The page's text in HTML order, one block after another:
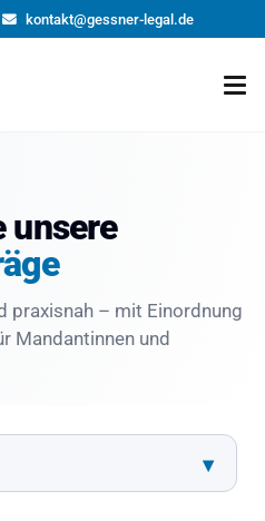
kontakt@gessner-legal.de
unsere
praxisnah – mit Einordnung
Mandantinnen und
▾